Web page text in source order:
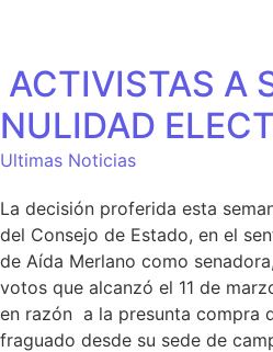
ACTIVISTAS A
NULIDAD
Ultimas Noticias
La decisión proferida esta
del Consejo de Estado, en el
de Aída Merlano como
votos que alcanzó el 11 de
en razón a la presunta compra
fraguado desde su sede de